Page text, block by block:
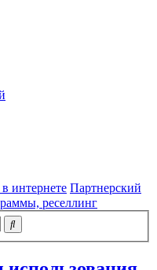
интернете Партнерский
реселлинг